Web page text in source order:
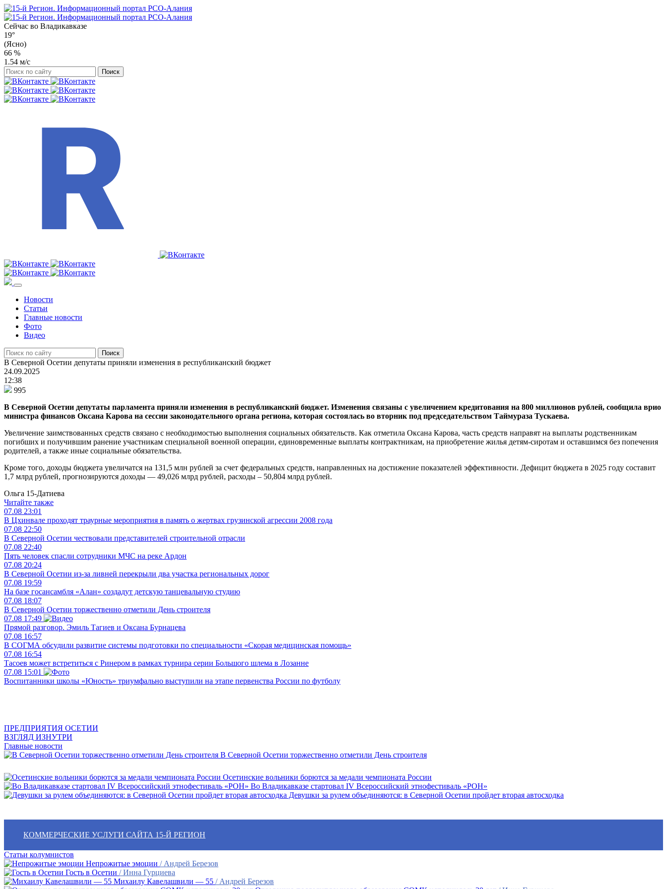
Сейчас во Владикавказе
19°
(Ясно)
66 %
1.54 м/с
Новости
Статьи
Главные новости
Фото
Видео
В Северной Осетии депутаты приняли изменения в республиканский бюджет
24.09.2025
12:38
995
В Северной Осетии депутаты парламента приняли изменения в республиканский бюджет. Изменения связаны с увеличением кредитования на 800 миллионов рублей, сообщила врио
министра финансов Оксана Карова на сессии законодательного органа региона, которая состоялась во вторник под председательством Таймураза Тускаева.
Увеличение заимствованных средств связано с необходимостью выполнения социальных обязательств. Как отметила Оксана Карова, часть средств направят на выплаты родственникам
погибших и получившим ранение участникам специальной военной операции, единовременные выплаты контрактникам, на приобретение жилья детям-сиротам и оставшимся без попечения
родителей, а также иные социальные обязательства.
Кроме того, доходы бюджета увеличатся на 131,5 млн рублей за счет федеральных средств, направленных на достижение показателей эффективности. Дефицит бюджета в 2025 году составит
1,7 млрд рублей, прогнозируются доходы — 49,026 млрд рублей, расходы – 50,804 млрд рублей.
Ольга 15-Датиева
Читайте также
07.08 23:01
В Цхинвале проходят траурные мероприятия в память о жертвах грузинской агрессии 2008 года
07.08 22:50
В Северной Осетии чествовали представителей строительной отрасли
07.08 22:40
Пять человек спасли сотрудники МЧС на реке Ардон
07.08 20:24
В Северной Осетии из-за ливней перекрыли два участка региональных дорог
07.08 19:59
На базе госансамбля «Алан» создадут детскую танцевальную студию
07.08 18:07
В Северной Осетии торжественно отметили День строителя
07.08 17:49
Прямой разговор. Эмиль Тагиев и Оксана Бурнацева
07.08 16:57
В СОГМА обсудили развитие системы подготовки по специальности «Скорая медицинская помощь»
07.08 16:54
Тасоев может встретиться с Ринером в рамках турнира серии Большого шлема в Лозанне
07.08 15:01
Воспитанники школы «Юность» триумфально выступили на этапе первенства России по футболу
ПРЕДПРИЯТИЯ ОСЕТИИ
ВЗГЛЯД ИЗНУТРИ
Главные новости
В Северной Осетии торжественно отметили День строителя
Осетинские вольники борются за медали чемпионата России
Во Владикавказе стартовал IV Всероссийский этнофестиваль «РОН»
Девушки за рулем объединяются: в Северной Осетии пройдет вторая автосходка
КОММЕРЧЕСКИЕ УСЛУГИ САЙТА 15-Й РЕГИОН
Статьи колумнистов
Непрожитые эмоции / Андрей Березов
Гость в Осетии / Инна Гурциева
Михаилу Кавелашвили — 55 / Андрей Березов